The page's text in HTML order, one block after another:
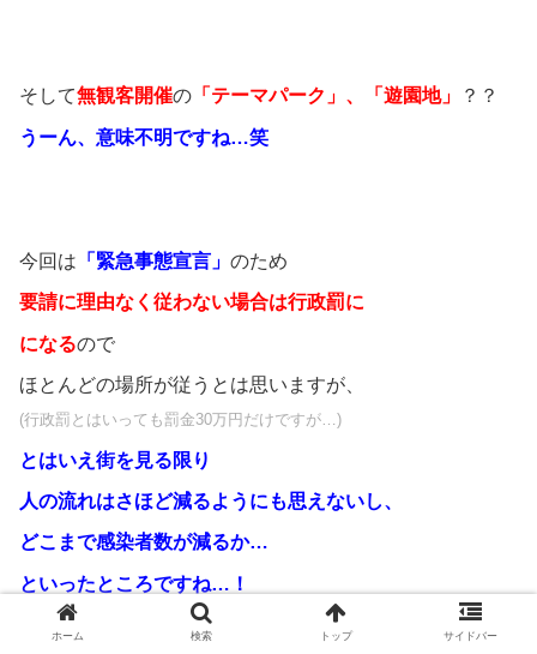
そして無観客開催の 「テーマパーク」、「遊園地」 ？？
うーん、意味不明ですね…笑
今回は 「緊急事態宣言」 のため
要請に理由なく従わない場合は行政罰に
になるので
ほとんどの場所が従うとは思いますが、
(行政罰とはいっても罰金30万円だけですが…)
とはいえ街を見る限り
人の流れはさほど減るようにも思えないし、
どこまで感染者数が減るか…
といったところですね…！
ホーム 検索 トップ サイドバー